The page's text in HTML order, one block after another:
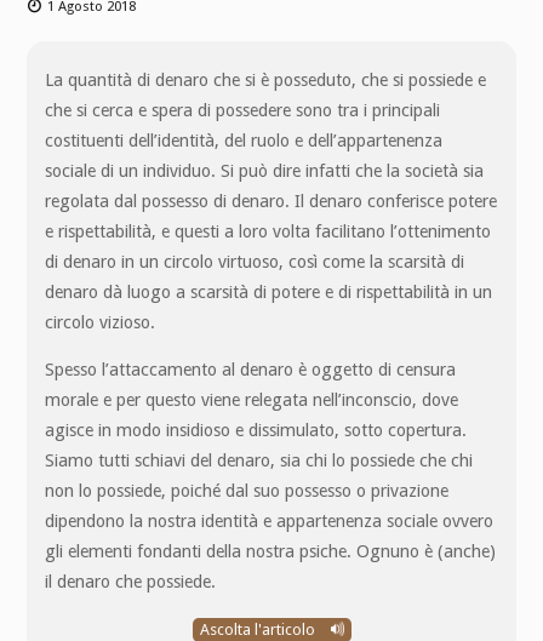
1 Agosto 2018
La quantità di denaro che si è posseduto, che si possiede e
che si cerca e spera di possedere sono tra i principali
costituenti dell’identità, del ruolo e dell’appartenenza
sociale di un individuo. Si può dire infatti che la società sia
regolata dal possesso di denaro. Il denaro conferisce potere
e rispettabilità, e questi a loro volta facilitano l’ottenimento
di denaro in un circolo virtuoso, così come la scarsità di
denaro dà luogo a scarsità di potere e di rispettabilità in un
circolo vizioso.
Spesso l’attaccamento al denaro è oggetto di censura
morale e per questo viene relegata nell’inconscio, dove
agisce in modo insidioso e dissimulato, sotto copertura.
Siamo tutti schiavi del denaro, sia chi lo possiede che chi
non lo possiede, poiché dal suo possesso o privazione
dipendono la nostra identità e appartenenza sociale ovvero
gli elementi fondanti della nostra psiche. Ognuno è (anche)
il denaro che possiede.
Ascolta l'articolo